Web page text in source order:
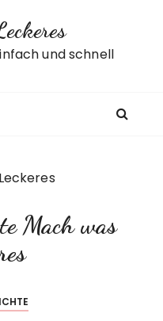
und schnell
Mach was